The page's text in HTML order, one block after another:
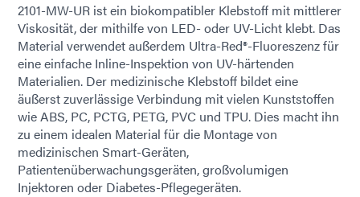
2101-MW-UR ist ein biokompatibler Klebstoff mit mittlerer
Viskosität, der mithilfe von LED- oder UV-Licht klebt. Das
Material verwendet außerdem Ultra-Red®-Fluoreszenz für
eine einfache Inline-Inspektion von UV-härtenden
Materialien. Der medizinische Klebstoff bildet eine
äußerst zuverlässige Verbindung mit vielen Kunststoffen
wie ABS, PC, PCTG, PETG, PVC und TPU. Dies macht ihn
zu einem idealen Material für die Montage von
medizinischen Smart-Geräten,
Patientenüberwachungsgeräten, großvolumigen
Injektoren oder Diabetes-Pflegegeräten.